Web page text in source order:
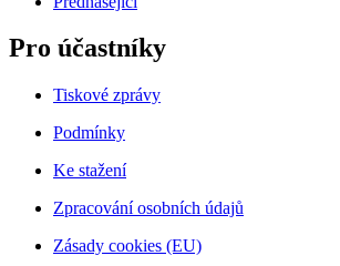
Pro účastníky
Tiskové zprávy
Podmínky
Ke stažení
Zpracování osobních údajů
Zásady cookies (EU)